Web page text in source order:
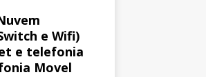
e Wifi)
e telefonia
Movel